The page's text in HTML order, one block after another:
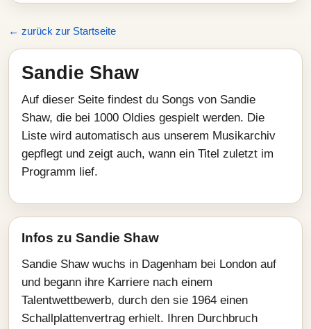
← zurück zur Startseite
Sandie Shaw
Auf dieser Seite findest du Songs von Sandie
Shaw, die bei 1000 Oldies gespielt werden. Die
Liste wird automatisch aus unserem Musikarchiv
gepflegt und zeigt auch, wann ein Titel zuletzt im
Programm lief.
Infos zu Sandie Shaw
Sandie Shaw wuchs in Dagenham bei London auf
und begann ihre Karriere nach einem
Talentwettbewerb, durch den sie 1964 einen
Schallplattenvertrag erhielt. Ihren Durchbruch